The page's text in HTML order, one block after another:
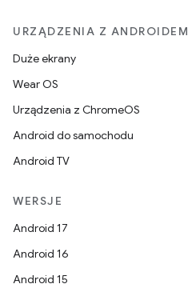
URZĄDZENIA Z ANDROIDEM
Duże ekrany
Wear OS
Urządzenia z ChromeOS
Android do samochodu
Android TV
WERSJE
Android 17
Android 16
Android 15